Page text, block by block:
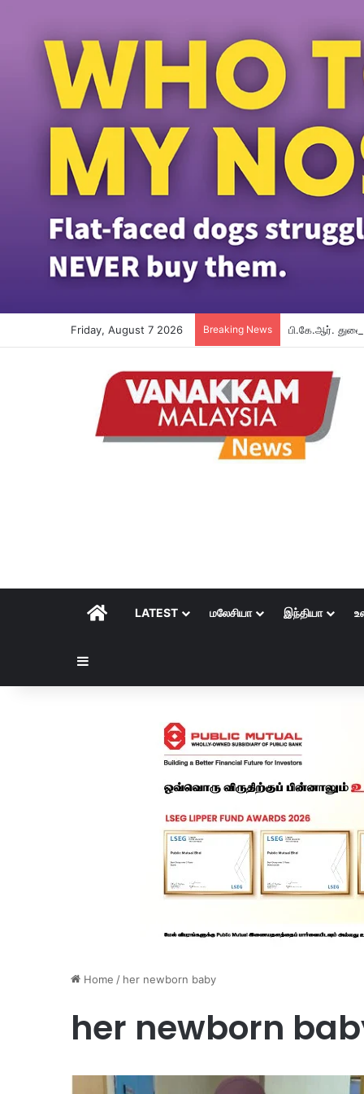
Friday, August 7 2026 Breaking News பி.கே.ஆர்.
HOMELATEST மலேசியா இந்தியா
Home / her newborn baby
her newborn